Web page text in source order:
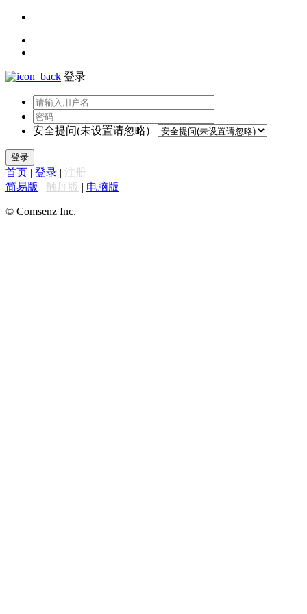
登录
安全提问(未设置请忽略)
登录
首页 | 登录 | 注册
简易版 | 触屏版 | 电脑版 |
© Comsenz Inc.